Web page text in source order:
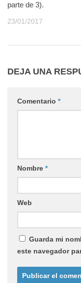
parte de 3).
23/01/2017
DEJA UNA
Comentario *
Nombre *
Web
Guarda mi
este navegador